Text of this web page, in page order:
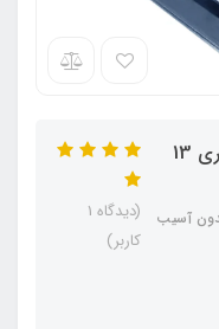
برش ورق گالوانیزه 1 میل با لیزر متری 13
بالا بدون آسیب
(دیدگاه 1
کاربر)